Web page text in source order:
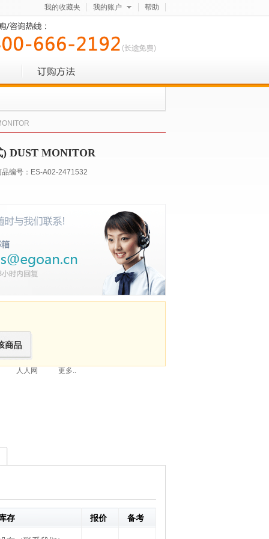
帮助
我的账户
我的收藏夹
) DUST MONITOR
编号： ES-A02-2471532
人人网 更多..
存 报价 备考